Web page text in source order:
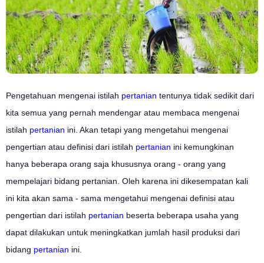
Pengetahuan mengenai istilah pertanian tentunya tidak sedikit dari
kita semua yang pernah mendengar atau membaca mengenai
istilah pertanian ini. Akan tetapi yang mengetahui mengenai
pengertian atau definisi dari istilah pertanian ini kemungkinan
hanya beberapa orang saja khususnya orang - orang yang
mempelajari bidang pertanian. Oleh karena ini dikesempatan kali
ini kita akan sama - sama mengetahui mengenai definisi atau
pengertian dari istilah pertanian beserta beberapa usaha yang
dapat dilakukan untuk meningkatkan jumlah hasil produksi dari
bidang pertanian ini.